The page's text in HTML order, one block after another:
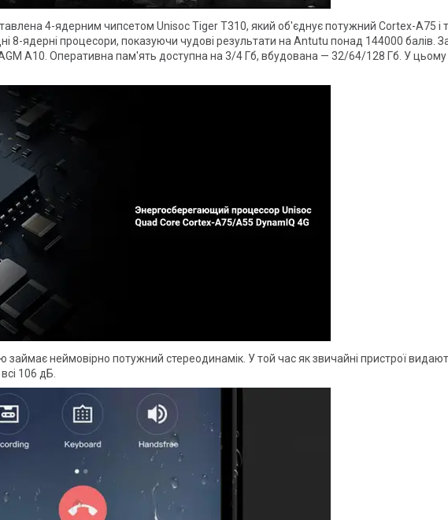
4-ядерним чипсетом Unisoc Tiger T310, який об'єднує потужний Cortex-A75 і
8-ядерні процесори, показуючи чудові результати на Antutu понад 144000 балів.
A10. Оперативна пам'ять доступна на 3/4 Гб, вбудована — 32/64/128 Гб. У
неймовірно потужний стереодинамік. У той час як звичайні пристрої
106 дБ.